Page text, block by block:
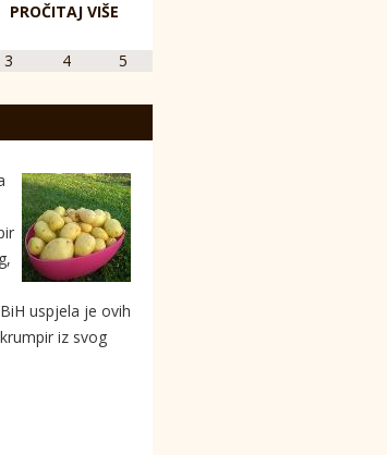
PROČITAJ VIŠE
3 4 5
uspjela je ovih
iz svog